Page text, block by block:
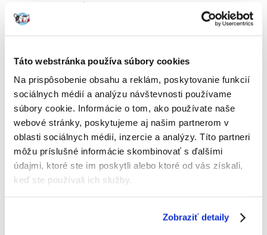
Táto webstránka používa súbory cookies
Na prispôsobenie obsahu a reklám, poskytovanie funkcií
sociálnych médií a analýzu návštevnosti používame
súbory cookie. Informácie o tom, ako používate naše
webové stránky, poskytujeme aj našim partnerom v
oblasti sociálnych médií, inzercie a analýzy. Títo partneri
môžu príslušné informácie skombinovať s ďalšími
údajmi, ktoré ste im poskytli alebo ktoré od vás získali,
keď ste používali ich služby.
Zobraziť detaily
KÓD:
Napísať recenziu
€15.13
ODOSIELAME DO 48HODÍN
Fotky našich zákazníkov Pozri ďalšie fotografie
Popis
Filter FAN je určený na čistenie a prevzdušňovanie vody v akváriách.
Jeho prednosťami je veľmi efektívny a tichý chod, úspora energie,